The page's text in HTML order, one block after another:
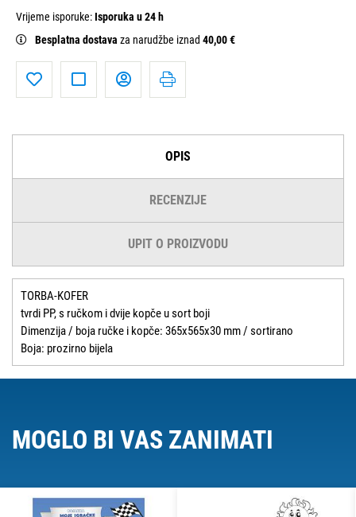
Vrijeme isporuke:Isporuka u 24 h
Besplatna dostava za narudžbe iznad 40,00 €
OPIS
RECENZIJE
UPIT O PROIZVODU
TORBA-KOFER
tvrdi PP, s ručkom i dvije kopče u sort boji
Dimenzija / boja ručke i kopče: 365x565x30 mm / sortirano
Boja: prozirno bijela
MOGLO BI VAS ZANIMATI